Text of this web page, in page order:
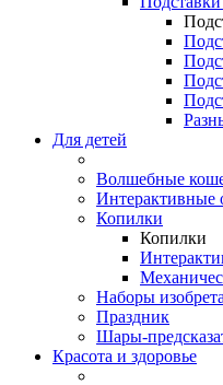
Для детей
Волшебные
Интерактивные
Копилки
Копилки
Наборы
Праздник
Шары-
Красота и здоровье